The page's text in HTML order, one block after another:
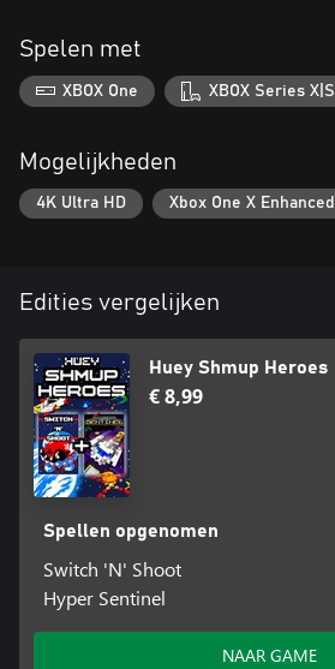
Spelen met
XBOX One XBOX Series X|S
Mogelijkheden
4K Ultra HD Xbox One X Enhanced
Edities vergelijken
Huey Shmup Heroes
€ 8,99
Spellen opgenomen
Switch 'N' Shoot
Hyper Sentinel
NAAR GAME